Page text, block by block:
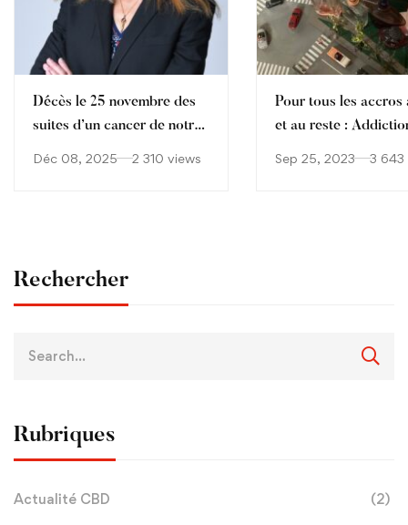
Décès le 25 novembre des
suites d’un cancer de notre
Déc 08, 2025 2 310 views
Pour tous les accros
et au reste :
Sep 25, 2023 3 643
Rechercher
Rubriques
Actualité CBD (2)